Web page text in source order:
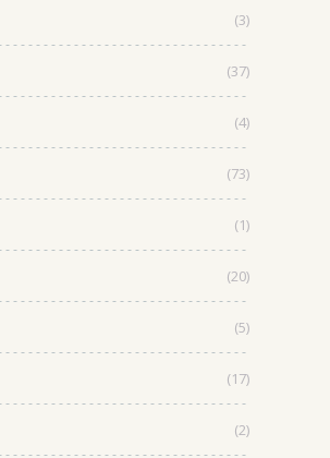
(3)
(37)
(4)
(73)
(1)
(20)
(5)
(17)
(2)